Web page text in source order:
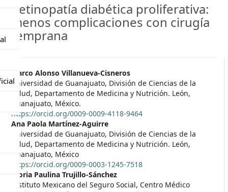
Retinopatía diabética proliferativa:
menos complicaciones con cirugía
temprana
Marco Alonso Villanueva-Cisneros
Universidad de Guanajuato, División de Ciencias de la
Salud, Departamento de Medicina y Nutrición. León,
Guanajuato, México.
https://orcid.org/0009-0009-4118-9464
Ana Paola Martínez-Aguirre
Universidad de Guanajuato, División de Ciencias de la
Salud, Departamento de Medicina y Nutrición. León,
Guanajuato, México
https://orcid.org/0009-0003-1245-7518
Gloria Paulina Trujillo-Sánchez
Instituto Mexicano del Seguro Social, Centro Médico